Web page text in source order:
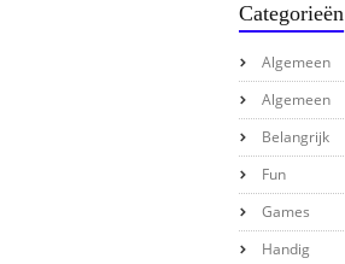
Categorieën
Algemeen
Algemeen
Belangrijk
Fun
Games
Handig